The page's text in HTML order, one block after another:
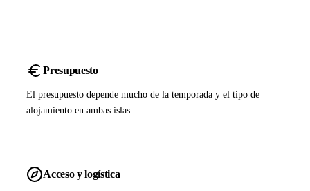
Presupuesto
El presupuesto depende mucho de la temporada y el tipo de
alojamiento en ambas islas.
Acceso y logística